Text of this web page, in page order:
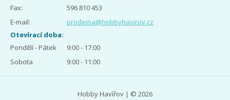
Fax:
596 810 453
E-mail:
prodejna@hobbyhavirov.cz
Otevírací doba:
Pondělí - Pátek
9:00 - 17:00
Sobota
9:00 - 11:00
Hobby Havířov | © 2026